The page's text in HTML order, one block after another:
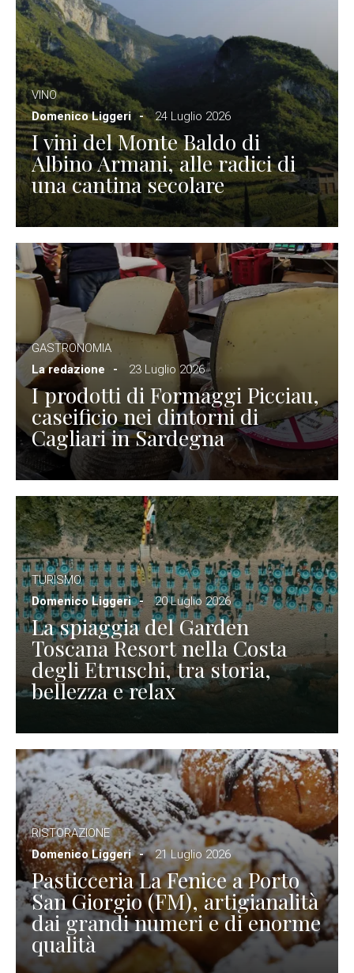
VINO
Domenico Liggeri
24 Luglio 2026
I vini del Monte Baldo di
Albino Armani, alle radici di
una cantina secolare
GASTRONOMIA
La redazione
23 Luglio 2026
I prodotti di Formaggi Picciau,
caseificio nei dintorni di
Cagliari in Sardegna
TURISMO
Domenico Liggeri
20 Luglio 2026
La spiaggia del Garden
Toscana Resort nella Costa
degli Etruschi, tra storia,
bellezza e relax
RISTORAZIONE
Domenico Liggeri
21 Luglio 2026
Pasticceria La Fenice a Porto
San Giorgio (FM), artigianalità
dai grandi numeri e di enorme
qualità